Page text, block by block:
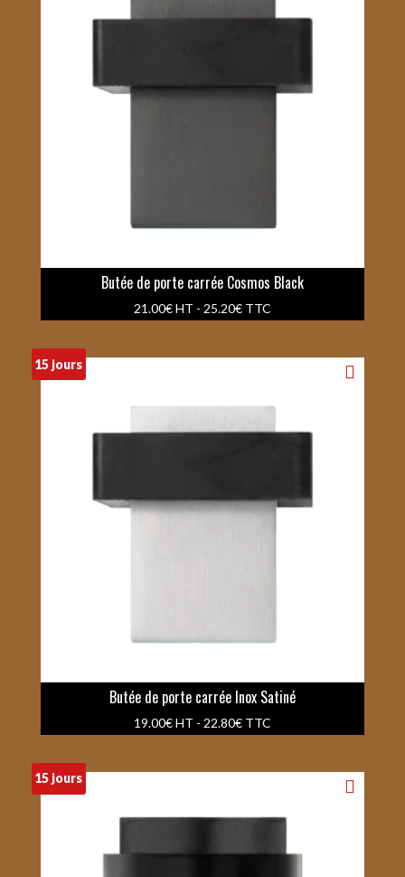
Butée de porte carrée Cosmos Black
21.00€HT - 25.20€TTC
15 jours
Butée de porte carrée Inox Satiné
19.00€HT - 22.80€TTC
15 jours